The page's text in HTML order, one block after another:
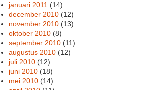
januari 2011 (14)
december 2010 (12)
november 2010 (13)
oktober 2010 (8)
september 2010 (11)
augustus 2010 (12)
juli 2010 (12)
juni 2010 (18)
mei 2010 (14)